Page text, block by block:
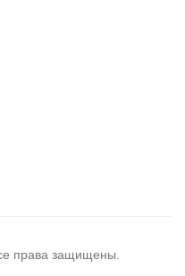
права защищены.